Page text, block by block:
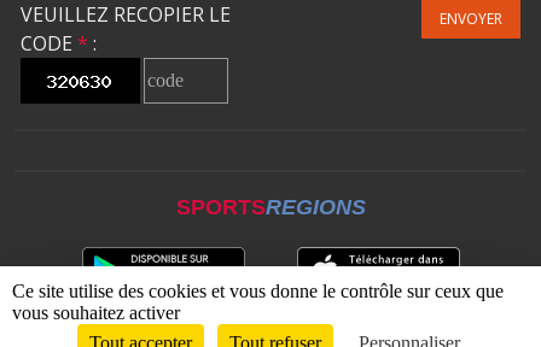
VEUILLEZ RECOPIER LE
CODE * :
ENVOYER
SPORTSREGIONS
Ce site utilise des cookies et vous donne le contrôle sur ceux que
vous souhaitez activer
Tout accepter
Tout refuser Personnaliser